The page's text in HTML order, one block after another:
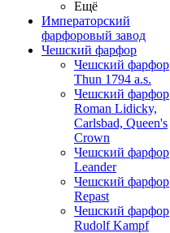
Ещё
Императорский
фарфоровый завод
Чешский фарфор
Чешский фарфор
Thun 1794 a.s.
Чешский фарфор
Roman Lidicky,
Carlsbad, Queen's
Crown
Чешский фарфор
Leander
Чешский фарфор
Repast
Чешский фарфор
Rudolf Kampf